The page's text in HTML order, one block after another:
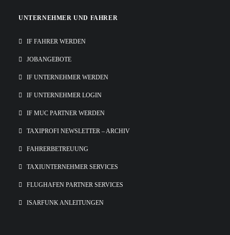
UNTERNEHMER UND FAHRER
IF FAHRER WERDEN
JOBANGEBOTE
IF UNTERNEHMER WERDEN
IF UNTERNEHMER LOGIN
IF MUC PARTNER WERDEN
TAXIPROFI NEWSLETTER – ARCHIV
FAHRERBETREUUNG
TAXIUNTERNEHMER SERVICES
FLUGHAFEN PARTNER SERVICES
ISARFUNK ANLEITUNGEN